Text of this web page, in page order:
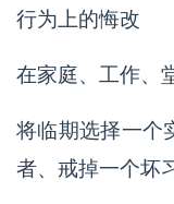
行为上的悔改
在家庭、工作、
将临期选择一个
者、戒掉一个坏